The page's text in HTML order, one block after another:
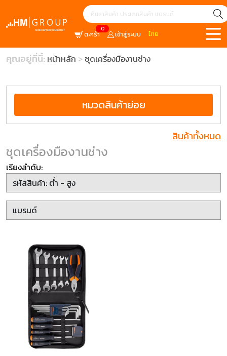
0
ตะกร้า เข้าสู่ระบบ ไทย
คุณอยู่ที่นี้: หน้าหลัก ชุดเครื่องมืองานช่าง
หมวดสินค้าย่อย
สินค้าทั้งหมด
ชุดเครื่องมืองานช่าง
เรียงลำดับ: